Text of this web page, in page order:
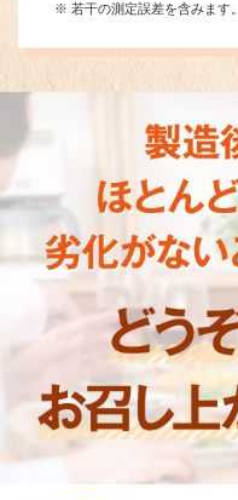
※ 若干の測定誤差を含みます。